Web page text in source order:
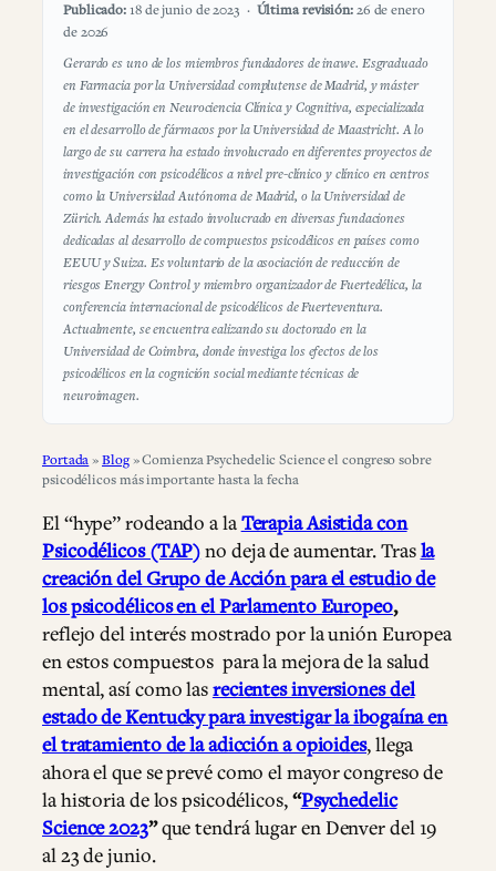
Publicado: 18 de junio de 2023 · Última revisión:26 de enero
de 2026
Gerardo es uno de los miembros fundadores de inawe. Esgraduado
en Farmacia por la Universidad complutense de Madrid, y máster
de investigación en Neurociencia Clínica y Cognitiva, especializada
en el desarrollo de fármacos por la Universidad de Maastricht. A lo
largo de su carrera ha estado involucrado en diferentes proyectos de
investigación con psicodélicos a nivel pre-clínico y clínico en centros
como la Universidad Autónoma de Madrid, o la Universidad de
Zürich. Además ha estado involucrado en diversas fundaciones
dedicadas al desarrollo de compuestos psicodélicos en países como
EEUU y Suiza. Es voluntario de la asociación de reducción de
riesgos Energy Control y miembro organizador de Fuertedélica, la
conferencia internacional de psicodélicos de Fuerteventura.
Actualmente, se encuentra ealizando su doctorado en la
Universidad de Coimbra, donde investiga los efectos de los
psicodélicos en la cognición social mediante técnicas de
neuroimagen.
Portada »Blog»Comienza Psychedelic Science el congreso sobre
psicodélicos más importante hasta la fecha
El “hype” rodeando a laTerapia Asistida con
Psicodélicos (TAP)no deja de aumentar. Trasla
creación del Grupo de Acción para el estudio de
los psicodélicos en el Parlamento Europeo,
reflejo del interés mostrado por la unión Europea
en estos compuestos para la mejora de la salud
mental, así como lasrecientes inversiones del
estado de Kentucky para investigar la ibogaína en
el tratamiento de la adicción a opioides, llega
ahora el que se prevé como el mayor congreso de
la historia de los psicodélicos,“Psychedelic
Science 2023”que tendrá lugar en Denver del 19
al 23 de junio.